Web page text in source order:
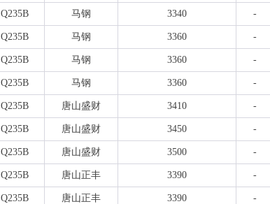
Q235B 马钢 3340 -
Q235B 马钢 3360 -
Q235B 马钢 3360 -
Q235B 马钢 3360 -
Q235B 唐山盛财 3410 -
Q235B 唐山盛财 3450 -
Q235B 唐山盛财 3500 -
Q235B 唐山正丰 3390 -
Q235B 唐山正丰 3390 -